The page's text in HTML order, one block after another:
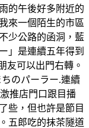
的午後好多附近的
來一個陌生的市區
少公路的函洞，藍
」是連續五年得到
友可以出門右轉。
のパーラー.連續
推店門口跟目播
些，但也許是節目
五郎吃的抹茶隧道